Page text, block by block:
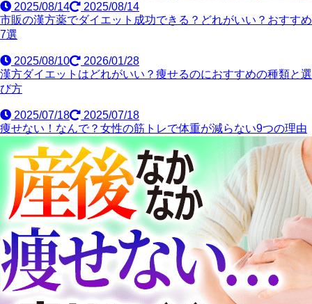
2025/08/14
2025/08/14
市販の漢方薬でダイエット成功できる？どれがいい？おすすめ
7選
2025/08/10
2026/01/28
漢方ダイエットはどれがいい？痩せるのにおすすめの種類と選
び方
2025/07/18
2025/07/18
痩せない！なんで？女性の筋トレで体重が減らない9つの理由